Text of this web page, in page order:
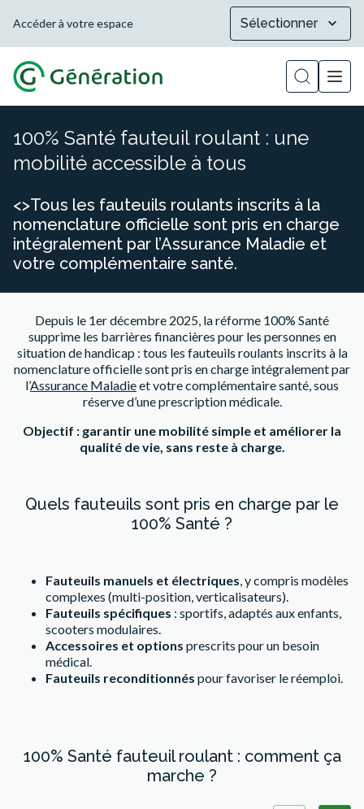
Accéder à votre espace Sélectionner
Afficher la
100% Santé fauteuil roulant : une
mobilité accessible à tous
<>Tous les fauteuils roulants inscrits à la
nomenclature officielle sont pris en charge
intégralement par l’Assurance Maladie et
votre complémentaire santé.
Depuis le 1er décembre 2025, la réforme 100% Santé
supprime les barrières financières pour les personnes en
situation de handicap : tous les fauteuils roulants inscrits à la
nomenclature officielle sont pris en charge intégralement par
l’Assurance Maladieet votre complémentaire santé, sous
réserve d’une prescription médicale.
Objectif : garantir une mobilité simple et améliorer la
qualité de vie, sans reste à charge.
Quels fauteuils sont pris en charge par le
100% Santé ?
Fauteuils manuels et électriques, y compris modèles
complexes (multi-position, verticalisateurs).
Fauteuils spécifiques : sportifs, adaptés aux enfants,
scooters modulaires.
Accessoires et options prescrits pour un besoin
médical.
Fauteuils reconditionnés pour favoriser le réemploi.
100% Santé fauteuil roulant : comment ça
marche ?